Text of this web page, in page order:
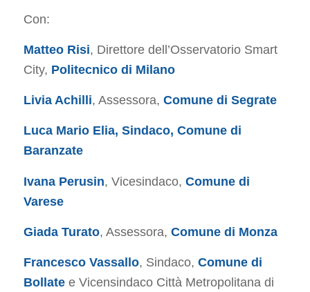
Con:
Matteo Risi, Direttore dell’Osservatorio Smart
City, Politecnico di Milano
Livia Achilli, Assessora, Comune di Segrate
Luca Mario Elia, Sindaco, Comune di
Baranzate
Ivana Perusin, Vicesindaco, Comune di
Varese
Giada Turato, Assessora, Comune di Monza
Francesco Vassallo, Sindaco, Comune di
Bollate e Vicensindaco Città Metropolitana di